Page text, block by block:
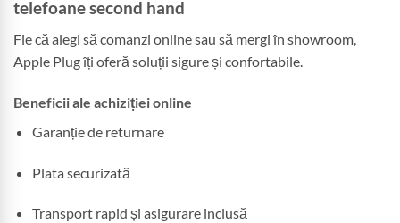
telefoane second hand
Fie că alegi să comanzi online sau să mergi în showroom,
Apple Plug îți oferă soluții sigure și confortabile.
Beneficii ale achiziției online
Garanție de returnare
Plata securizată
Transport rapid și asigurare inclusă